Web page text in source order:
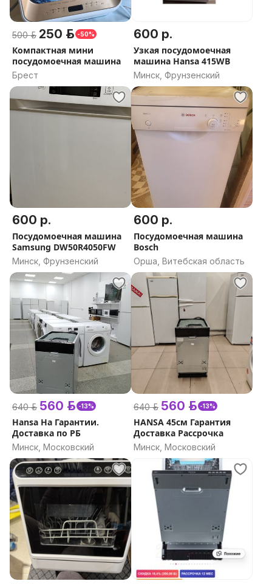
500 р. 250 р. -50%
Компактная мини
посудомоечная машина
Брест
600 р.
Узкая посудомоечная
машина Hansa 415WB
Минск, Фрунзенский
600 р.
Посудомоечная машина
Samsung DW50R4050FW
Минск, Фрунзенский
600 р.
Посудомоечная машина
Bosch
Орша, Витебская область
640 р. 560 р. -13%
Hansa На Гарантии.
Доставка по РБ
Минск, Московский
640 р. 560 р. -13%
HANSA 45см Гарантия
Доставка Рассрочка
Минск, Московский